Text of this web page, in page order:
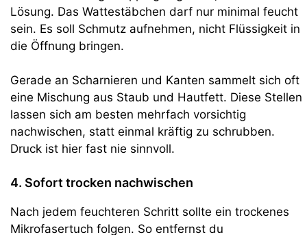
Lösung. Das Wattestäbchen darf nur minimal feucht
sein. Es soll Schmutz aufnehmen, nicht Flüssigkeit in
die Öffnung bringen.
Gerade an Scharnieren und Kanten sammelt sich oft
eine Mischung aus Staub und Hautfett. Diese Stellen
lassen sich am besten mehrfach vorsichtig
nachwischen, statt einmal kräftig zu schrubben.
Druck ist hier fast nie sinnvoll.
4. Sofort trocken nachwischen
Nach jedem feuchteren Schritt sollte ein trockenes
Mikrofasertuch folgen. So entfernst du